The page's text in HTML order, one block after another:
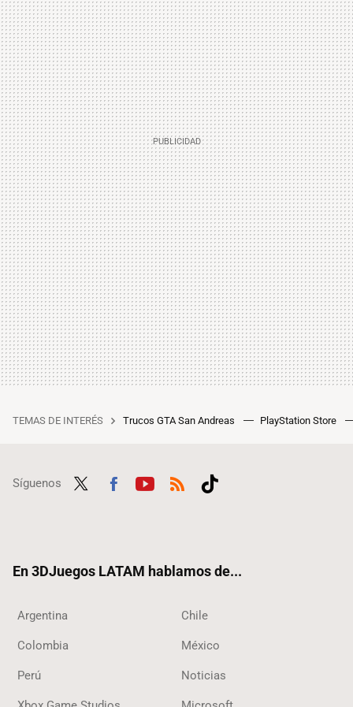
TEMAS DE INTERÉS Trucos GTA San Andreas PlayStation Store
Síguenos
En 3DJuegos LATAM hablamos de...
Argentina Chile
Colombia México
Perú Noticias